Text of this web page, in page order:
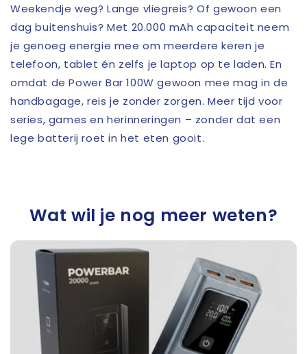
Weekendje weg? Lange vliegreis? Of gewoon een
dag buitenshuis? Met 20.000 mAh capaciteit neem
je genoeg energie mee om meerdere keren je
telefoon, tablet én zelfs je laptop op te laden. En
omdat de Power Bar 100W gewoon mee mag in de
handbagage, reis je zonder zorgen. Meer tijd voor
series, games en herinneringen – zonder dat een
lege batterij roet in het eten gooit.
Wat wil je nog meer weten?